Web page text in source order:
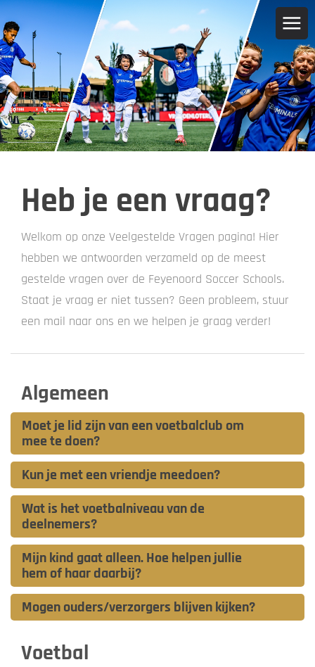
Heb je een vraag?
Welkom op onze Veelgestelde Vragen pagina! Hier
hebben we antwoorden verzameld op de meest
gestelde vragen over de Feyenoord Soccer Schools.
Staat je vraag er niet tussen? Geen probleem, stuur
een mail naar ons en we helpen je graag verder!
Algemeen
Moet je lid zijn van een voetbalclub om
mee te doen?
Kun je met een vriendje meedoen?
Wat is het voetbalniveau van de
deelnemers?
Mijn kind gaat alleen. Hoe helpen jullie
hem of haar daarbij?
Mogen ouders/verzorgers blijven kijken?
Voetbal